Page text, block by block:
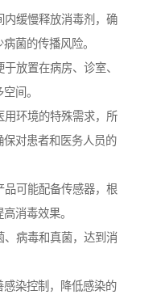
缓慢释放消毒剂，确
菌的传播风险。
放置在病房、诊室、
间。
环境的特殊需求，所
对患者和医务人员的
可能配备传感器，根
消毒效果。
病毒和真菌，达到消
染控制，降低感染的